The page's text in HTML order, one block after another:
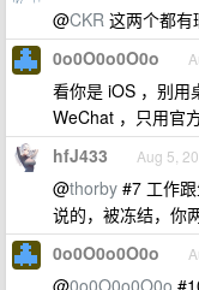
@CKR 这两个都有
0o0O0o0O0o
看你是 iOS ，别用
WeChat ，只用官
hfJ433 Aug 5,
@thorby #7 工作
说的，被冻结，你
0o0O0o0O0o
@0o0O0o0O0o